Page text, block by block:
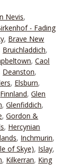
Nevis,
- Fading
, Brave New
Bruichladdich,
,Caol
Deanston,
, Elsburn,
Finnland,Glen
,Glenfiddich,
,Gordon &
, Hercynian
, Inchmurin,
of Skye), Islay,
, Kilkerran, King